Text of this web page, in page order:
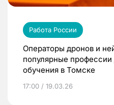
Работа России
Операторы дронов и
популярные профессии
обучения в Томске
17:00 / 19.03.26